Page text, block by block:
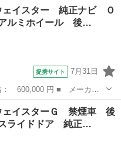
ルセグＴＶ アルパインフ
ェイスター 純正ナビ Ｏ
アルミホイール 後…
提携サイト 7月31日
ド名： ハイウェイスタ
ホイール 後席モニター
ェイスターＧ 禁煙車 後
ライドドア 純正…